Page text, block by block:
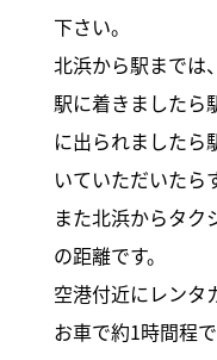
下さい。
北浜から駅までは
駅に着きましたら
に出られましたら
いていただいたら
また北浜からタ
の距離です。
空港付近にレンタ
お車で約1時間程